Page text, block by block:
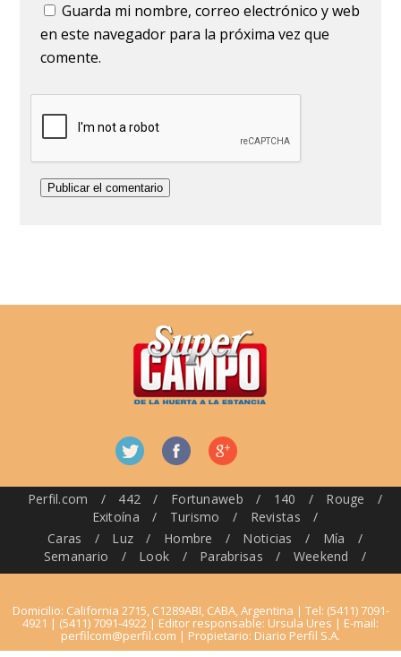
Guarda mi nombre, correo electrónico y web
en este navegador para la próxima vez que
comente.
Perfil.com / 442 / Fortunaweb / 140 / Rouge
/
Exitoína
/ Turismo / Revistas
/
Caras
/ Luz / Hombre / Noticias / Mía
/
Semanario
/ Look / Parabrisas / Weekend /
Domicilio: California 2715, C1289ABI, CABA, Argentina | Tel: (5411) 7091-
4921 | (5411) 7091-4922 | Editor responsable: Ursula Ures | E-mail:
perfilcom@perfil.com | Propietario: Diario Perfil S.A.